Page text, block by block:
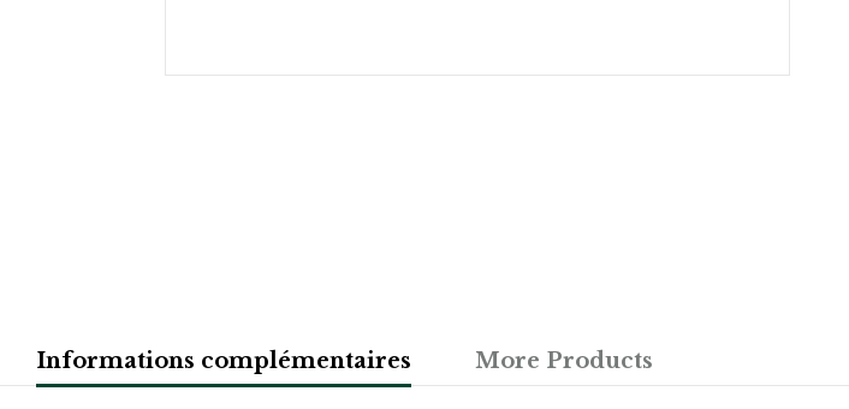
Informations complémentaires More Products